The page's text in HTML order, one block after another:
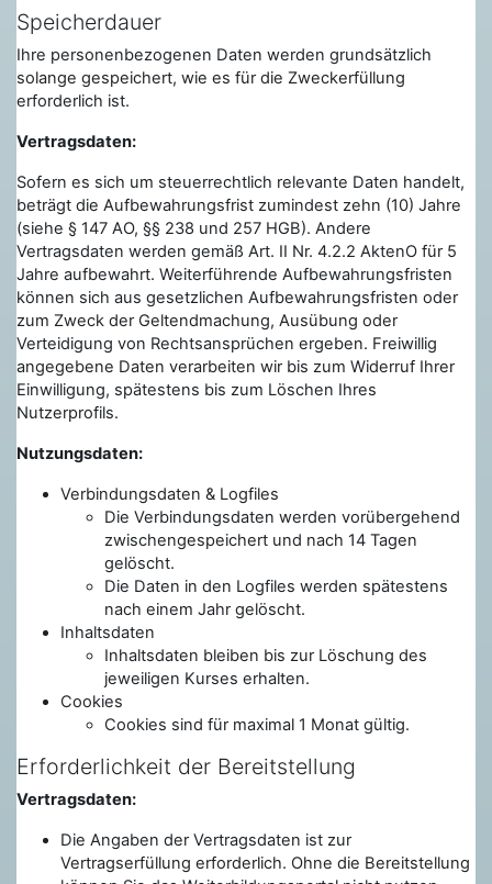
Speicherdauer
Ihre personenbezogenen Daten werden grundsätzlich
solange gespeichert, wie es für die Zweckerfüllung
erforderlich ist.
Vertragsdaten:
Sofern es sich um steuerrechtlich relevante Daten handelt,
beträgt die Aufbewahrungsfrist zumindest zehn (10) Jahre
(siehe § 147 AO, §§ 238 und 257 HGB). Andere
Vertragsdaten werden gemäß Art. II Nr. 4.2.2 AktenO für 5
Jahre aufbewahrt. Weiterführende Aufbewahrungsfristen
können sich aus gesetzlichen Aufbewahrungsfristen oder
zum Zweck der Geltendmachung, Ausübung oder
Verteidigung von Rechtsansprüchen ergeben. Freiwillig
angegebene Daten verarbeiten wir bis zum Widerruf Ihrer
Einwilligung, spätestens bis zum Löschen Ihres
Nutzerprofils.
Nutzungsdaten:
Verbindungsdaten & Logfiles
Die Verbindungsdaten werden vorübergehend
zwischengespeichert und nach 14 Tagen
gelöscht.
Die Daten in den Logfiles werden spätestens
nach einem Jahr gelöscht.
Inhaltsdaten
Inhaltsdaten bleiben bis zur Löschung des
jeweiligen Kurses erhalten.
Cookies
Cookies sind für maximal 1 Monat gültig.
Erforderlichkeit der Bereitstellung
Vertragsdaten:
Die Angaben der Vertragsdaten ist zur
Vertragserfüllung erforderlich. Ohne die Bereitstellung